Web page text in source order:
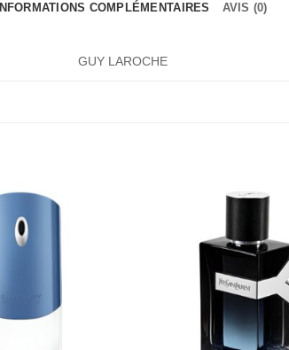
INFORMATIONS COMPLÉMENTAIRES AVIS (0)
GUY LAROCHE